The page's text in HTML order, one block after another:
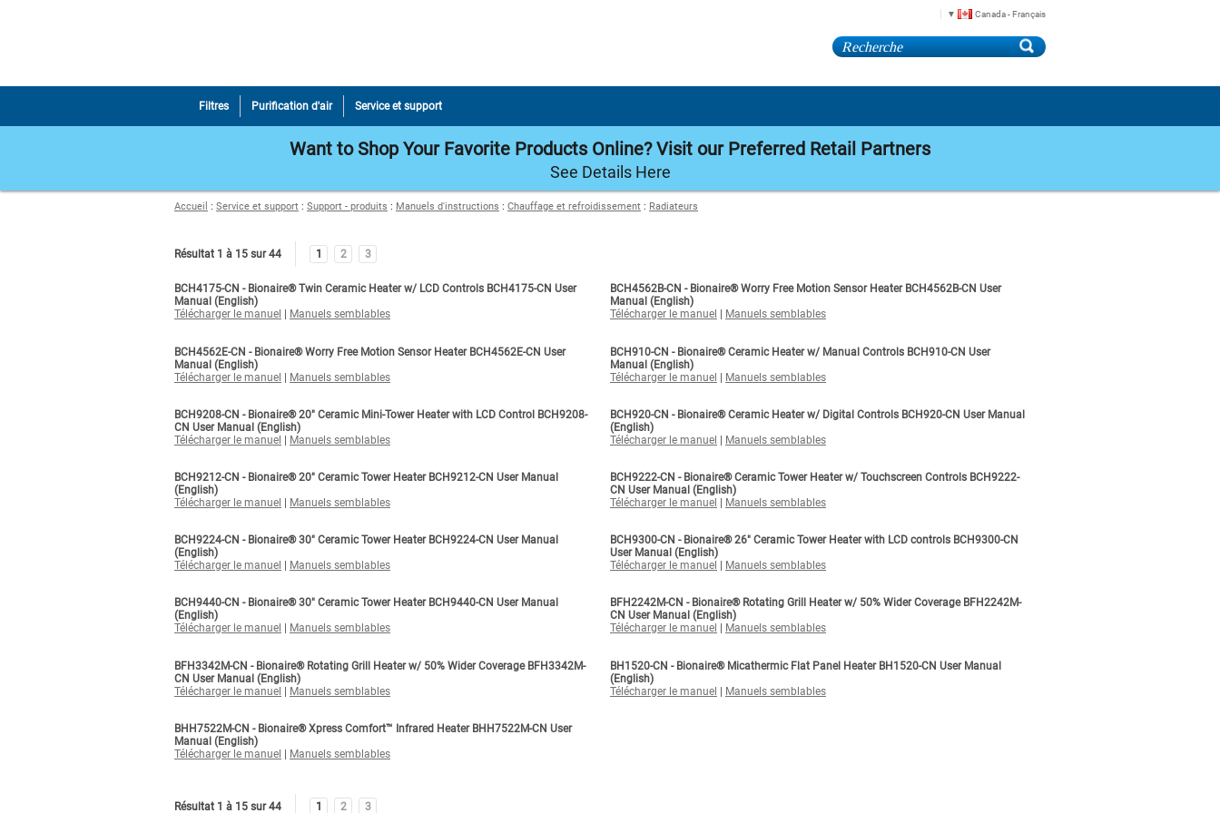
Canada - Français
Filtres Purification d'air Service et support
Want to Shop Your Favorite Products Online? Visit our Preferred Retail Partners
See Details Here
Accueil : Service et support : Support - produits : Manuels d'instructions : Chauffage et refroidissement : Radiateurs
Résultat 1 à 15 sur 44 1 2 3
BCH4175-CN - Bionaire® Twin Ceramic Heater w/ LCD Controls BCH4175-CN User
Manual (English)
Télécharger le manuel
Manuels semblables
BCH4562B-CN - Bionaire® Worry Free Motion Sensor Heater BCH4562B-CN User
Manual (English)
Télécharger le manuel
Manuels semblables
BCH4562E-CN - Bionaire® Worry Free Motion Sensor Heater BCH4562E-CN User
Manual (English)
Télécharger le manuel | Manuels semblables
BCH910-CN - Bionaire® Ceramic Heater w/ Manual Controls BCH910-CN User
Manual (English)
Télécharger le manuel | Manuels semblables
BCH9208-CN - Bionaire® 20" Ceramic Mini-Tower Heater with LCD Control BCH9208-
CN User Manual (English)
Télécharger le manuel | Manuels semblables
BCH920-CN - Bionaire® Ceramic Heater w/ Digital Controls BCH920-CN User Manual
(English)
Télécharger le manuel | Manuels semblables
BCH9212-CN - Bionaire® 20" Ceramic Tower Heater BCH9212-CN User Manual
(English)
Télécharger le manuel
Manuels semblables
BCH9222-CN - Bionaire® Ceramic Tower Heater w/ Touchscreen Controls BCH9222-
CN User Manual (English)
Télécharger le manuel
Manuels semblables
BCH9224-CN - Bionaire® 30" Ceramic Tower Heater BCH9224-CN User Manual
(English)
Télécharger le manuel
Manuels semblables
BCH9300-CN - Bionaire® 26" Ceramic Tower Heater with LCD controls BCH9300-CN
User Manual (English)
Télécharger le manuel
Manuels semblables
BCH9440-CN - Bionaire® 30" Ceramic Tower Heater BCH9440-CN User Manual
(English)
Télécharger le manuel
Manuels semblables
BFH2242M-CN - Bionaire® Rotating Grill Heater w/ 50% Wider Coverage BFH2242M-
CN User Manual (English)
Télécharger le manuel
Manuels semblables
BFH3342M-CN - Bionaire® Rotating Grill Heater w/ 50% Wider Coverage BFH3342M-
CN User Manual (English)
Télécharger le manuel | Manuels semblables
BH1520-CN - Bionaire® Micathermic Flat Panel Heater BH1520-CN User Manual
(English)
Télécharger le manuel | Manuels semblables
BHH7522M-CN - Bionaire® Xpress Comfort™ Infrared Heater BHH7522M-CN User
Manual (English)
Télécharger le manuel | Manuels semblables
Résultat 1 à 15 sur 44 1 2 3